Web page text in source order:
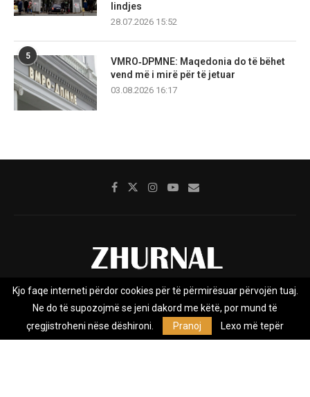
lindjes
28.07.2026 15:52
5
VMRO‑DPMNE: Maqedonia do të bëhet
vend më i mirë për të jetuar
03.08.2026 16:17
Rreth nesh Impresumi Marketing
Privacy Policy
Zhurnal.mk është Agjenci e Lajmeve e pavarur, e themeluar në vitin
Kjo faqe interneti përdor cookies për të përmirësuar përvojën tuaj.
Ne do të supozojmë se jeni dakord me këtë, por mund të
çregjistroheni nëse dëshironi.
Pranoj Lexo më tepër